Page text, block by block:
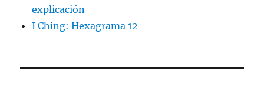
explicación
I Ching: Hexagrama 12